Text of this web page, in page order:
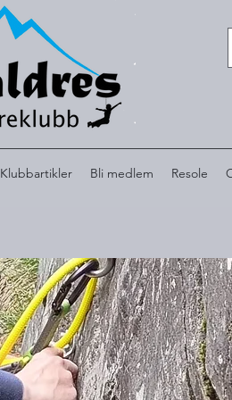
Klubbartikler Bli medlem Resole